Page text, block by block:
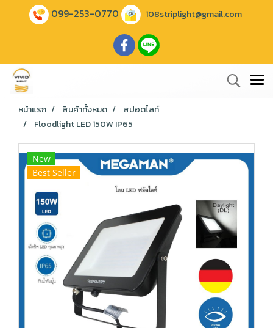
099-253-0770 108striplight@gmail.com
หน้าแรก สินค้าทั้งหมด
สปอตไลท์
Floodlight LED 150W IP65
New
Best Seller